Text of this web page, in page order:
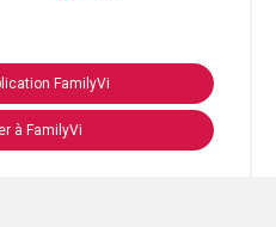
FamilyVi
à FamilyVi